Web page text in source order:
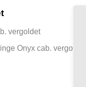
vergoldet
Onyx cab. vergoldet